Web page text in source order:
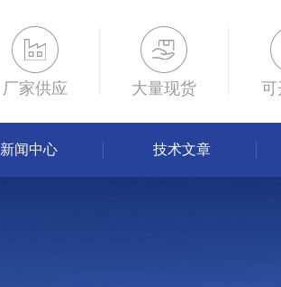
厂家供应 大量现货 可
新闻中心 技术文章